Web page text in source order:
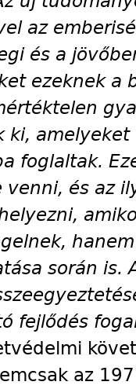
az
és a
ezeknek a
ki,
foglaltak.
és az
során is.
fejlődés
az